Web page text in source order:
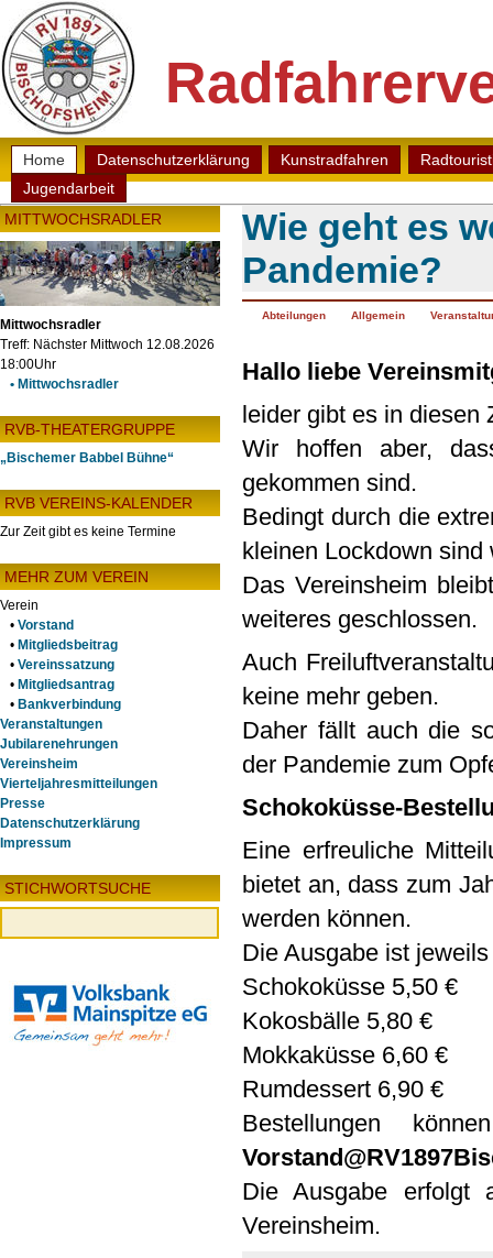
Home Datenschutzerklärung Kunstradfahren
Jugendarbeit
Wie geht es
Pandemie?
Abteilungen Allgemein
Hallo liebe
leider gibt es in diesen
Wir hoffen aber,
gekommen sind.
Bedingt durch die
kleinen Lockdown
Das Vereinsheim
weiteres geschlossen.
Auch
keine mehr geben.
Daher fällt auch die
der Pandemie zum
Schokoküsse-
Eine erfreuliche
bietet an, dass zum
werden können.
Die Ausgabe ist
Schokoküsse 5,50 €
Kokosbälle 5,80 €
Mokkaküsse 6,60 €
Rumdessert 6,90 €
Bestellungen
Die Ausgabe erfolgt
Vereinsheim.
MITTWOCHSRADLER
Mittwochsradler
Treff: Nächster Mittwoch 12.08.2026
18:00Uhr
• Mittwochsradler
RVB-THEATERGRUPPE
„Bischemer Babbel Bühne“
RVB VEREINS-KALENDER
Zur Zeit gibt es keine Termine
MEHR ZUM VEREIN
Verein
• Vorstand
• Mitgliedsbeitrag
• Vereinssatzung
• Mitgliedsantrag
• Bankverbindung
Veranstaltungen
Jubilarenehrungen
Vereinsheim
Vierteljahresmitteilungen
Presse
Datenschutzerklärung
Impressum
STICHWORTSUCHE